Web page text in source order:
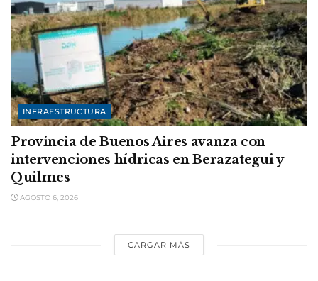
INFRAESTRUCTURA
Provincia de Buenos Aires avanza con
intervenciones hídricas en Berazategui y
Quilmes
AGOSTO 6, 2026
CARGAR MÁS